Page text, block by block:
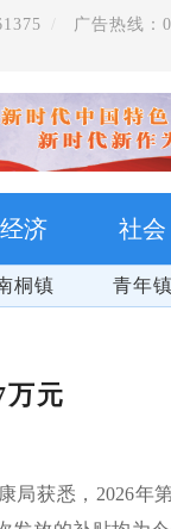
广告热线：
经济 社会
桐镇 青年镇
万元
获悉，2026年